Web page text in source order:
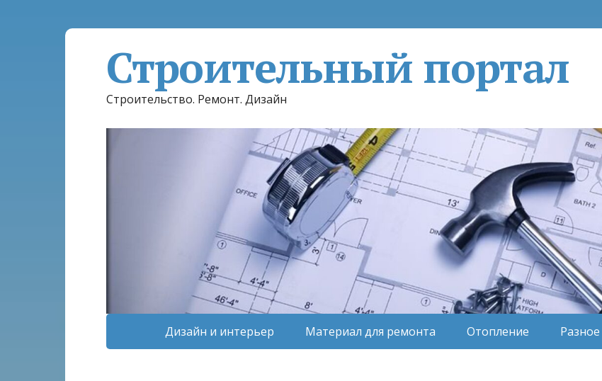
Строительный портал
Строительство. Ремонт. Дизайн
Дизайн и интерьер Материал для ремонта Отопление Разное